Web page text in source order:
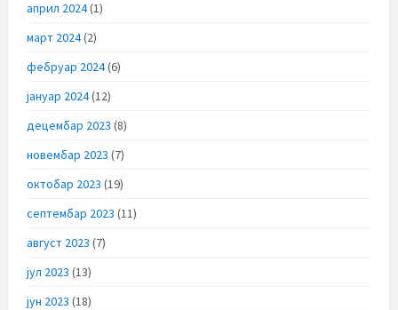
април 2024(1)
март 2024(2)
фебруар 2024(6)
јануар 2024(12)
децембар 2023 (8)
новембар 2023 (7)
октобар 2023 (19)
септембар 2023 (11)
август 2023 (7)
јул 2023 (13)
јун 2023 (18)